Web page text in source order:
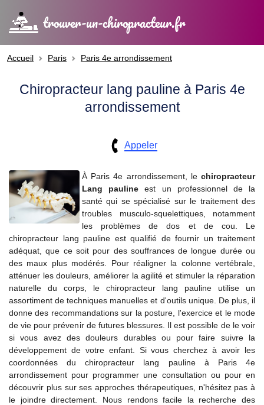
trouver-un-chiropracteur.fr
Accueil Paris Paris 4e arrondissement
Chiropracteur lang pauline à Paris 4e
arrondissement
Appeler
À Paris 4e arrondissement, le chiropracteur
Lang pauline est un professionnel de la
santé qui se spécialisé sur le traitement des
troubles musculo-squelettiques, notamment
les problèmes de dos et de cou. Le
chiropracteur lang pauline est qualifié de fournir un traitement
adéquat, que ce soit pour des souffrances de longue durée ou
des maux plus modérés. Pour réaligner la colonne vertébrale,
atténuer les douleurs, améliorer la agilité et stimuler la réparation
naturelle du corps, le chiropracteur lang pauline utilise un
assortiment de techniques manuelles et d'outils unique. De plus, il
donne des recommandations sur la posture, l'exercice et le mode
de vie pour prévenir de futures blessures. Il est possible de le voir
si vous avez des douleurs durables ou pour faire suivre la
développement de votre enfant. Si vous cherchez à avoir les
coordonnées du chiropracteur lang pauline à Paris 4e
arrondissement pour programmer une consultation ou pour en
découvrir plus sur ses approches thérapeutiques, n'hésitez pas à
le joindre directement. Nous rendons facile la recherche des